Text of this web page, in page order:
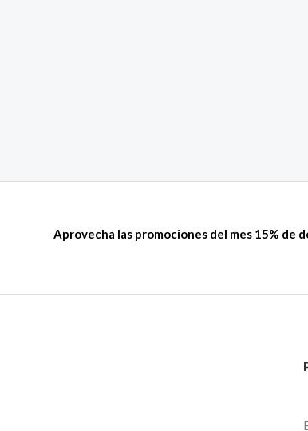
Aprovecha las promociones del mes 15% de